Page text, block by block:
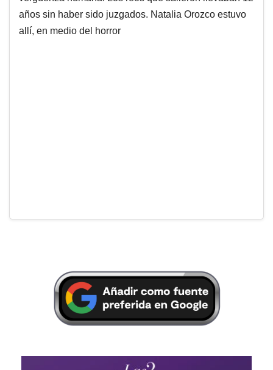
años sin haber sido juzgados. Natalia Orozco estuvo
allí, en medio del horror